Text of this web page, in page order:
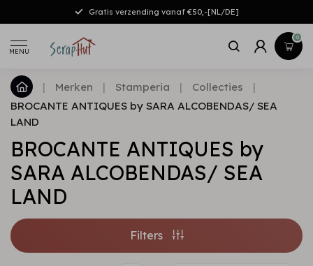
Gratis verzending vanaf €50,-[NL/DE]
MENU
0
| Merken | Stamperia | Collecties
|
BROCANTE ANTIQUES by SARA ALCOBENDAS/ SEA
LAND
BROCANTE ANTIQUES by
SARA ALCOBENDAS/ SEA
LAND
Filters